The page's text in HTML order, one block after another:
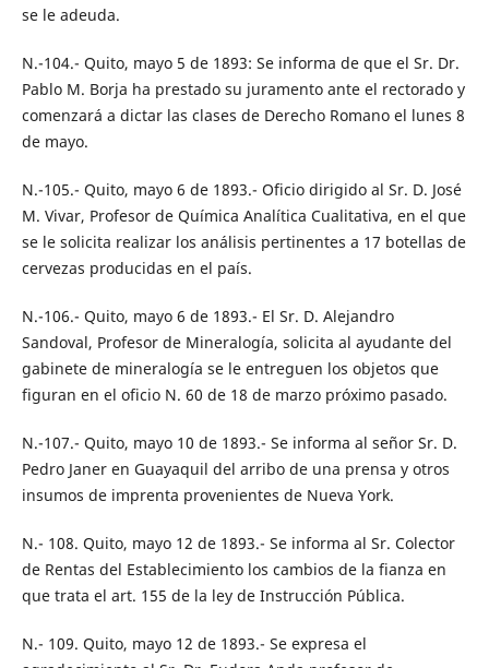
se le adeuda.
N.-104.- Quito, mayo 5 de 1893: Se informa de que el Sr. Dr.
Pablo M. Borja ha prestado su juramento ante el rectorado y
comenzará a dictar las clases de Derecho Romano el lunes 8
de mayo.
N.-105.- Quito, mayo 6 de 1893.- Oficio dirigido al Sr. D. José
M. Vivar, Profesor de Química Analítica Cualitativa, en el que
se le solicita realizar los análisis pertinentes a 17 botellas de
cervezas producidas en el país.
N.-106.- Quito, mayo 6 de 1893.- El Sr. D. Alejandro
Sandoval, Profesor de Mineralogía, solicita al ayudante del
gabinete de mineralogía se le entreguen los objetos que
figuran en el oficio N. 60 de 18 de marzo próximo pasado.
N.-107.- Quito, mayo 10 de 1893.- Se informa al señor Sr. D.
Pedro Janer en Guayaquil del arribo de una prensa y otros
insumos de imprenta provenientes de Nueva York.
N.- 108. Quito, mayo 12 de 1893.- Se informa al Sr. Colector
de Rentas del Establecimiento los cambios de la fianza en
que trata el art. 155 de la ley de Instrucción Pública.
N.- 109. Quito, mayo 12 de 1893.- Se expresa el